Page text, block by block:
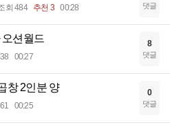
회 484 추천 3 00:28 댓글
오션월드
00:27
8
댓글
창 2인분 양
00:25
0
댓글